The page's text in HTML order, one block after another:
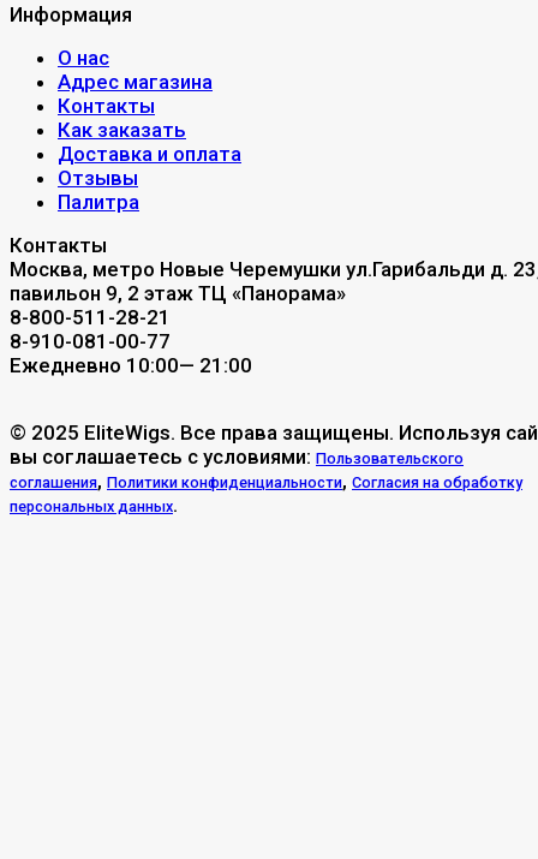
Информация
О нас
Адрес магазина
Контакты
Как заказать
Доставка и оплата
Отзывы
Палитра
Контакты
Москва, метро Новые Черемушки ул.Гарибальди д.
павильон 9, 2 этаж ТЦ «Панорама»
8-800-511-28-21
8-910-081-00-77
Ежедневно 10:00— 21:00
© 2025 EliteWigs. Все права защищены. Используя
вы соглашаетесь с условиями: Пользовательского
соглашения, Политики конфиденциальности, Согласия на обработку
персональных данных.